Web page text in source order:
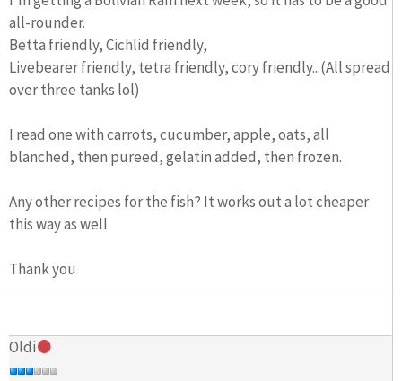
all-rounder.
Betta friendly, Cichlid friendly,
Livebearer friendly, tetra friendly, cory friendly...(All spread
over three tanks lol)
I read one with carrots, cucumber, apple, oats, all
blanched, then pureed, gelatin added, then frozen.
Any other recipes for the fish? It works out a lot cheaper
this way as well
Thank you
Oldi